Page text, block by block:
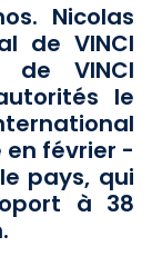
Nicolas
de VINCI
de VINCI
le
février -
pays, qui
à 38